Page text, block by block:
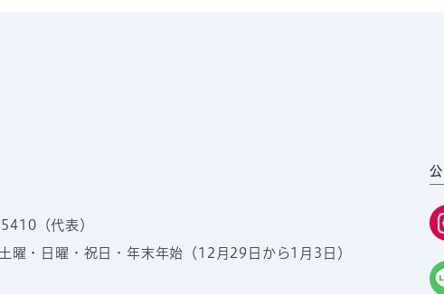
（代表）
曜・日曜・祝日・年末年始（12月29日から1月3日）